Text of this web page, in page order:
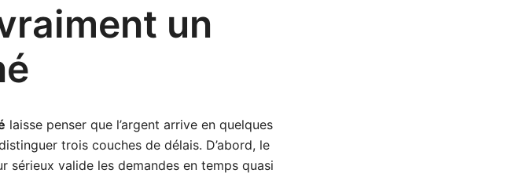
un
laisse penser que l’argent arrive en quelques
trois couches de délais. D’abord, le
valide les demandes en temps quasi